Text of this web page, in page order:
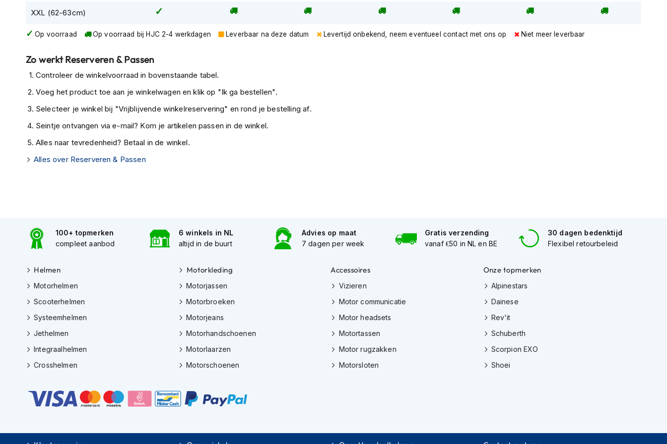
Motorbroeken
motorbroeken
Dames
motorbroeken
Doorwaai
motorbroeken
Waterdichte
motorbroeken
Kevlar
motorbroeken
Motorjeans
Motorpakken
Heren
motorpak
motorpak
Eendelig
die topprestaties eisen.
XXL (62-63cm)
Op voorraad Op voorraad bij HJC 2-4 werkdagen Leverbaar na deze datum Levertijd onbekend, neem eventueel contact met ons op Niet meer leverbaar
Zo werkt Reserveren & Passen
Controleer de winkelvoorraad in bovenstaande tabel.
Voeg het product toe aan je winkelwagen en klik op "Ik ga bestellen".
Selecteer je winkel bij "Vrijblijvende winkelreservering" en rond je bestelling af.
Seintje ontvangen via e-mail? Kom je artikelen passen in de winkel.
Alles naar tevredenheid? Betaal in de winkel.
Alles over Reserveren & Passen
100+ topmerken
compleet aanbod
6 winkels in NL
altijd in de buurt
Advies op maat
7 dagen per week
Gratis verzending
vanaf €50 in NL en BE
30 dagen bedenktijd
Flexibel retourbeleid
Helmen
Motorhelmen
Scooterhelmen
Systeemhelmen
Jethelmen
Integraalhelmen
Crosshelmen
Motorkleding
Motorjassen
Motorbroeken
Motorjeans
Motorhandschoenen
Motorlaarzen
Motorschoenen
Accessoires
Vizieren
Motor communicatie
Motor headsets
Motortassen
Motor rugzakken
Motorsloten
Onze topmerken
Alpinestars
Dainese
Rev'it
Schuberth
Scorpion EXO
Shoei